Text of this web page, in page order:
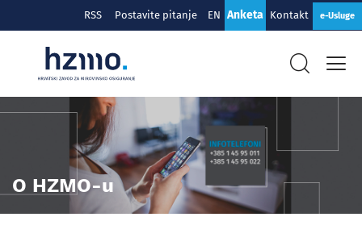
RSS Postavite pitanje EN Anketa Kontakt e-Usluge
O HZMO-u